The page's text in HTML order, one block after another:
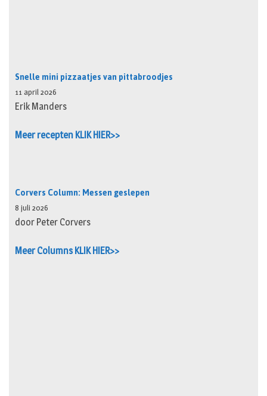
Snelle mini pizzaatjes van pittabroodjes
11 april 2026
Erik Manders
Meer recepten KLIK HIER>>
Corvers Column: Messen geslepen
8 juli 2026
door Peter Corvers
Meer Columns KLIK HIER>>